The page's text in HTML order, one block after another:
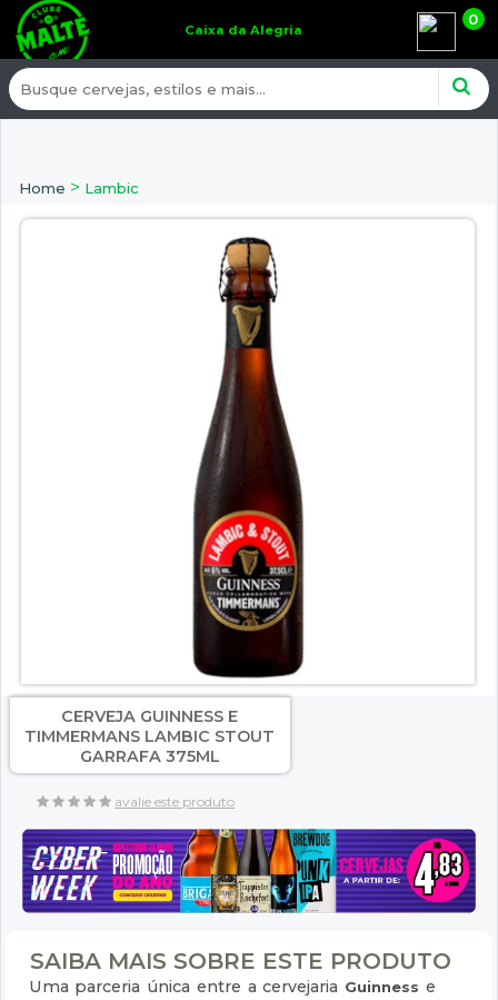
Caixa da Alegria
0
Home > Lambic
CERVEJA GUINNESS E
TIMMERMANS LAMBIC STOUT
GARRAFA 375ML
avalie este produto
SAIBA MAIS SOBRE ESTE PRODUTO
Uma parceria única entre a cervejaria Guinness e